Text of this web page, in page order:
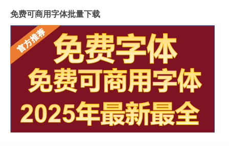
免费可商用字体批量下载